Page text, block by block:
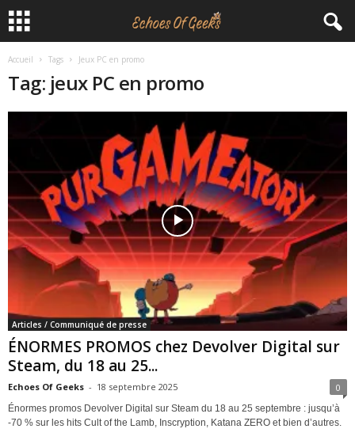
Accueil Tags Jeux PC en promo
Tag: jeux PC en promo
Articles / Communiqué de presse
ÉNORMES PROMOS chez Devolver Digital sur
Steam, du 18 au 25...
Echoes Of Geeks - 18 septembre 2025 0
Énormes promos Devolver Digital sur Steam du 18 au 25 septembre : jusqu’à
-70 % sur les hits Cult of the Lamb, Inscryption, Katana ZERO et bien d’autres.